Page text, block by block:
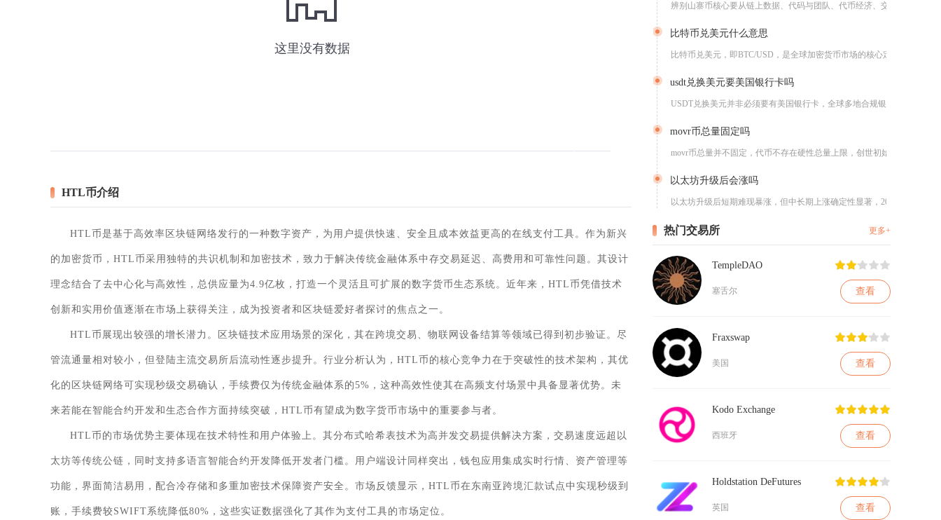
HTL币介绍
HTL币是基于高效率区块链网络发行的一种数字资产，为用户提供快速、安全且成本效益更高的在线支付工具。作为新兴
的加密货币，HTL币采用独特的共识机制和加密技术，致力于解决传统金融体系中存交易延迟、高费用和可靠性问题。其设计
理念结合了去中心化与高效性，总供应量为4.9亿枚，打造一个灵活且可扩展的数字货币生态系统。近年来，HTL币凭借技术
创新和实用价值逐渐在市场上获得关注，成为投资者和区块链爱好者探讨的焦点之一。
HTL币展现出较强的增长潜力。区块链技术应用场景的深化，其在跨境交易、物联网设备结算等领域已得到初步验证。尽
管流通量相对较小，但登陆主流交易所后流动性逐步提升。行业分析认为，HTL币的核心竞争力在于突破性的技术架构，其优
化的区块链网络可实现秒级交易确认，手续费仅为传统金融体系的5%，这种高效性使其在高频支付场景中具备显著优势。未
来若能在智能合约开发和生态合作方面持续突破，HTL币有望成为数字货币市场中的重要参与者。
HTL币的市场优势主要体现在技术特性和用户体验上。其分布式哈希表技术为高并发交易提供解决方案，交易速度远超以
太坊等传统公链，同时支持多语言智能合约开发降低开发者门槛。用户端设计同样突出，钱包应用集成实时行情、资产管理等
功能，界面简洁易用，配合冷存储和多重加密技术保障资产安全。市场反馈显示，HTL币在东南亚跨境汇款试点中实现秒级到
账，手续费较SWIFT系统降低80%，这些实证数据强化了其作为支付工具的市场定位。
辨别山寨币核心要从链上数据、代码与团队、代币经济、交易所与流...
比特币兑美元什么意思
比特币兑美元，即BTC/USD，是全球加密货币市场的核心定价...
usdt兑换美元要美国银行卡吗
USDT兑换美元并非必须要有美国银行卡，全球多地合规银行账户...
movr币总量固定吗
movr币总量并不固定，代币不存在硬性总量上限，创世初始发行...
以太坊升级后会涨吗
以太坊升级后短期难现暴涨，但中长期上涨确定性显著，2026年...
热门交易所 更多+
TempleDAO
塞舌尔 查看
Fraxswap
美国 查看
Kodo Exchange
西班牙 查看
Holdstation DeFutures
英国 查看